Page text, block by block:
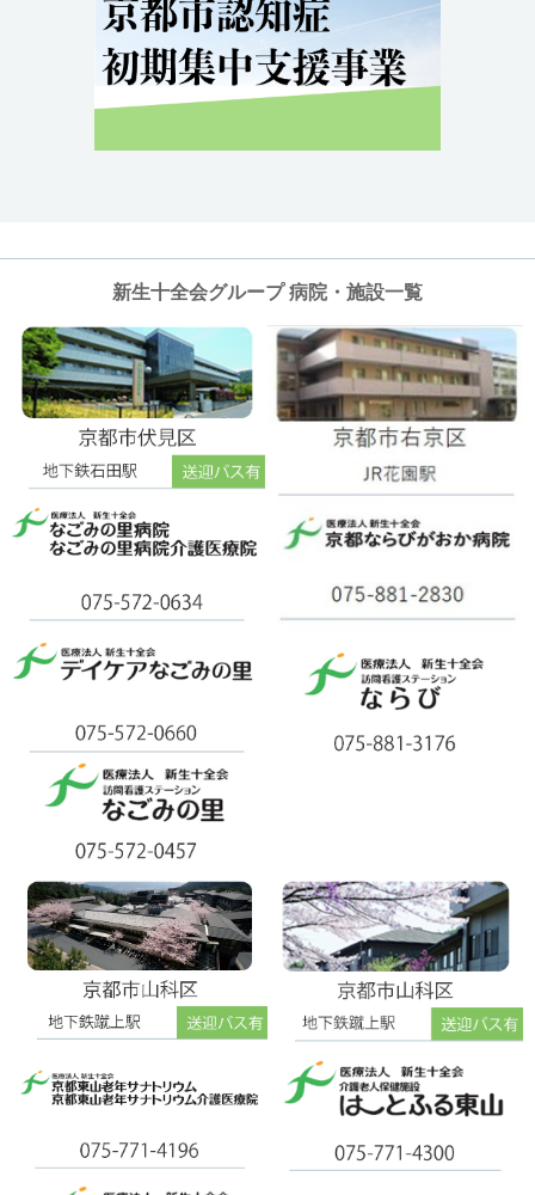
新生十全会グループ 病院・施設一覧